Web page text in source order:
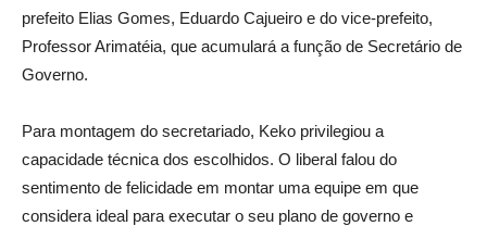
prefeito Elias Gomes, Eduardo Cajueiro e do vice-prefeito,
Professor Arimatéia, que acumulará a função de Secretário de
Governo.
Para montagem do secretariado, Keko privilegiou a
capacidade técnica dos escolhidos. O liberal falou do
sentimento de felicidade em montar uma equipe em que
considera ideal para executar o seu plano de governo e